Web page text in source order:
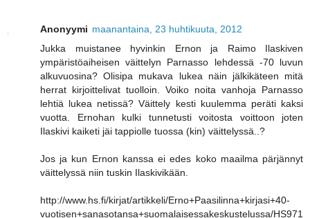
Anonyymi maanantaina, 23 huhtikuuta, 2012
Jukka muistanee hyvinkin Ernon ja Raimo Ilaskiven
ympäristöaiheisen väittelyn Parnasso lehdessä -70 luvun
alkuvuosina? Olisipa mukava lukea näin jälkikäteen mitä
herrat kirjoittelivat tuolloin. Voiko noita vanhoja Parnasso
lehtiä lukea netissä? Väittely kesti kuulemma peräti kaksi
vuotta. Ernohan kulki tunnetusti voitosta voittoon joten
Ilaskivi kaiketi jäi tappiolle tuossa (kin) väittelyssä..?
Jos ja kun Ernon kanssa ei edes koko maailma pärjännyt
väittelyssä niin tuskin Ilaskivikään.
http://www.hs.fi/kirjat/artikkeli/Erno+Paasilinna+kirjasi+40-
vuotisen+sanasotansa+suomalaisessakeskustelussa/HS971